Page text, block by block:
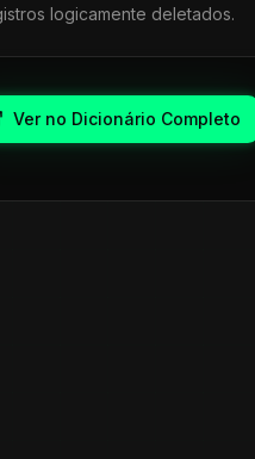
logicamente deletados.
Ver no Dicionário Completo